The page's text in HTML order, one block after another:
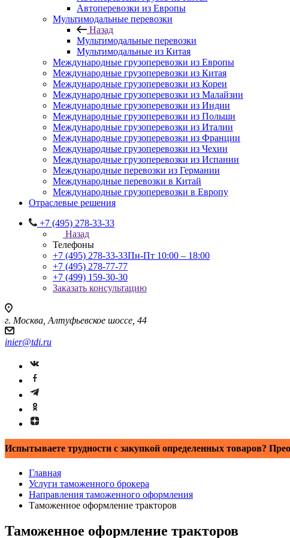
Автоперевозки из Европы
Мультимодальные перевозки
Назад
Мультимодальные перевозки
Мультимодальные из Китая
Международные грузоперевозки из Европы
Международные грузоперевозки из Китая
Международные грузоперевозки из Кореи
Международные грузоперевозки из Малайзии
Международные грузоперевозки из Индии
Международные грузоперевозки из Польши
Международные грузоперевозки из Италии
Международные грузоперевозки из Франции
Международные грузоперевозки из Чехии
Международные грузоперевозки из Испании
Международные перевозки из Германии
Международные перевозки в Китай
Международные грузоперевозки в Европу
Отраслевые решения
+7 (495) 278-33-33
Назад
Телефоны
+7 (495) 278-33-33Пн-Пт 10:00 – 18:00
+7 (495) 278-77-77
+7 (499) 159-30-30
Заказать консультацию
г. Москва, Алтуфьевское шоссе, 44
inier@tdi.ru
Испытываете трудности с закупкой определенных товаров?
Главная
Услуги таможенного брокера
Направления таможенного оформления
Таможенное оформление тракторов
Таможенное оформление тракторов